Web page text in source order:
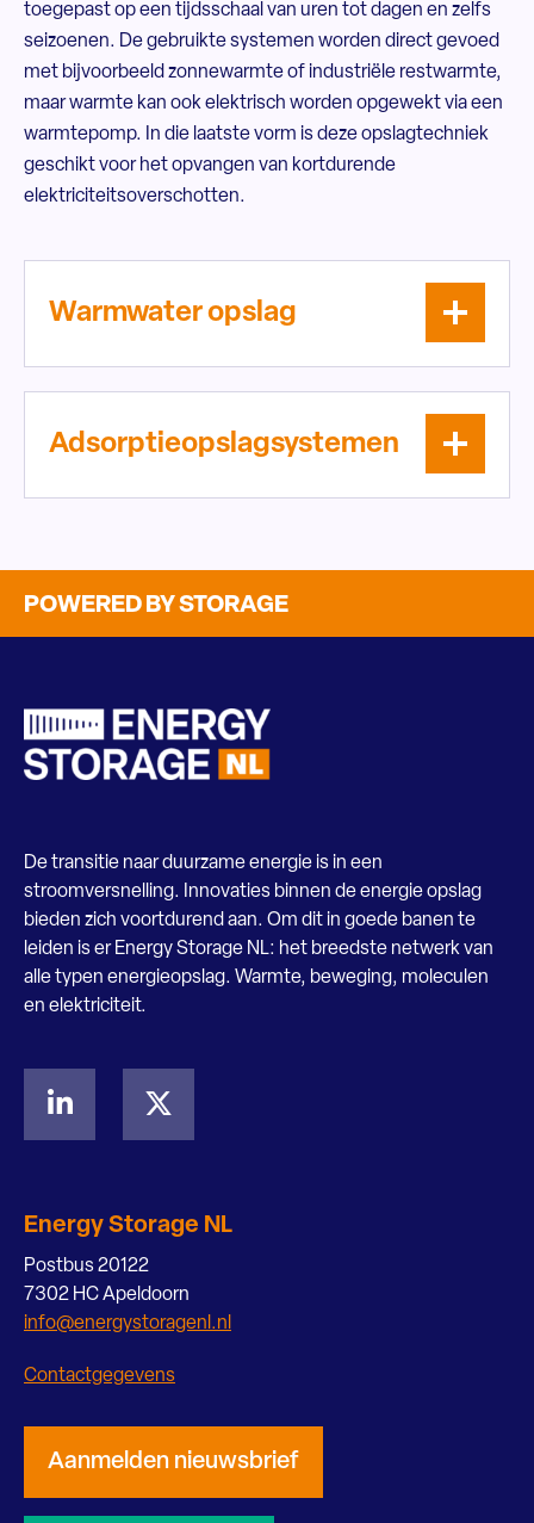
toegepast op een tijdsschaal van uren tot dagen en zelfs
seizoenen. De gebruikte systemen worden direct gevoed
met bijvoorbeeld zonnewarmte of industriële restwarmte,
maar warmte kan ook elektrisch worden opgewekt via een
warmtepomp. In die laatste vorm is deze opslagtechniek
geschikt voor het opvangen van kortdurende
elektriciteitsoverschotten.
Warmwater opslag
Adsorptieopslagsystemen
POWERED BY STORAGE
De transitie naar duurzame energie is in een
stroomversnelling. Innovaties binnen de energie opslag
bieden zich voortdurend aan. Om dit in goede banen te
leiden is er Energy Storage NL: het breedste netwerk van
alle typen energieopslag. Warmte, beweging, moleculen
en elektriciteit.
Energy Storage NL
Postbus 20122
7302 HC Apeldoorn
info@energystoragenl.nl
Contactgegevens
Aanmelden nieuwsbrief